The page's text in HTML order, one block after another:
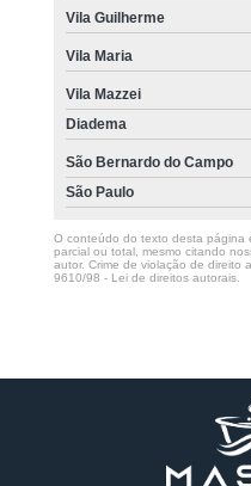
Vila Guilherme
Vila Maria
Vila Mazzei
Diadema
São Bernardo do Campo
São Paulo
O conteúdo do texto desta página
parcial ou total, mesmo citando
autor. Crime de violação de direito
9610/98 - Lei de direitos autorais.